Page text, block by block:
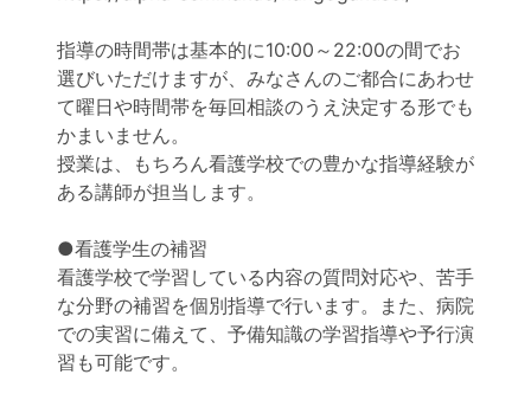
指導の時間帯は基本的に10:00～22:00の間でお
選びいただけますが、みなさんのご都合にあわせ
て曜日や時間帯を毎回相談のうえ決定する形でも
かまいません。
授業は、もちろん看護学校での豊かな指導経験が
ある講師が担当します。
●看護学生の補習
看護学校で学習している内容の質問対応や、苦手
な分野の補習を個別指導で行います。また、病院
での実習に備えて、予備知識の学習指導や予行演
習も可能です。